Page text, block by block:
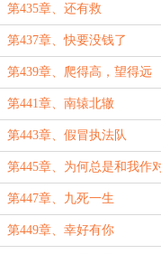
第435章、还有救
第437章、快要没钱了
第439章、爬得高，望得远
第441章、南辕北辙
第443章、假冒执法队
第445章、为何总是和我作
第447章、九死一生
第449章、幸好有你